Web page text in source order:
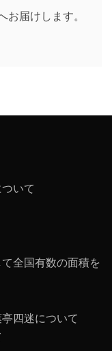
届けします。
いて
全国有数の面積を
四迷について